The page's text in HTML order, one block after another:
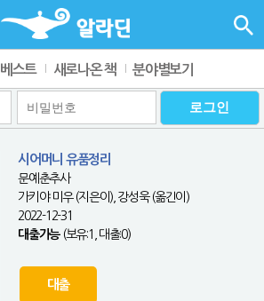
베스트 새로나온 책 분야별보기
시어머니 유품정리
문예춘추사
가키야 미우 (지은이), 강성욱 (옮긴이)
2022-12-31
대출가능(보유:1, 대출:0)
대출